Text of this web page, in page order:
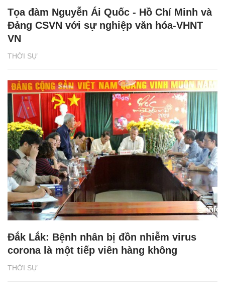
THỜI SỰ
Tọa đàm Nguyễn Ái Quốc - Hồ Chí Minh và
Đảng CSVN với sự nghiệp văn hóa-VHNT
VN
THỜI SỰ
Đắk Lắk: Bệnh nhân bị đồn nhiễm virus
corona là một tiếp viên hàng không